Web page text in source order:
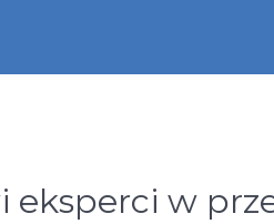
eksperci w